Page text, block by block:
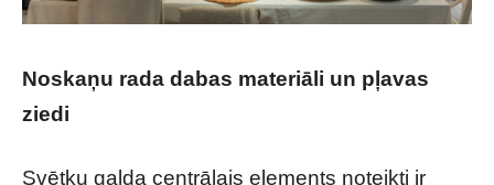
Noskaņu rada dabas materiāli un pļavas
ziedi
Svētku galda centrālais elements noteikti ir